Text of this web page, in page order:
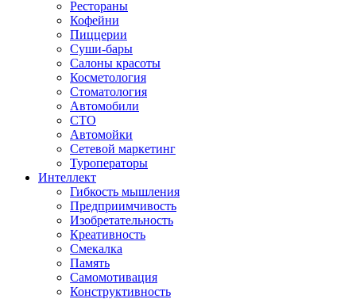
Рестораны
Кофейни
Пиццерии
Суши-бары
Салоны красоты
Косметология
Стоматология
Автомобили
СТО
Автомойки
Сетевой маркетинг
Туроператоры
Интеллект
Гибкость мышления
Предприимчивость
Изобретательность
Креативность
Смекалка
Память
Самомотивация
Конструктивность